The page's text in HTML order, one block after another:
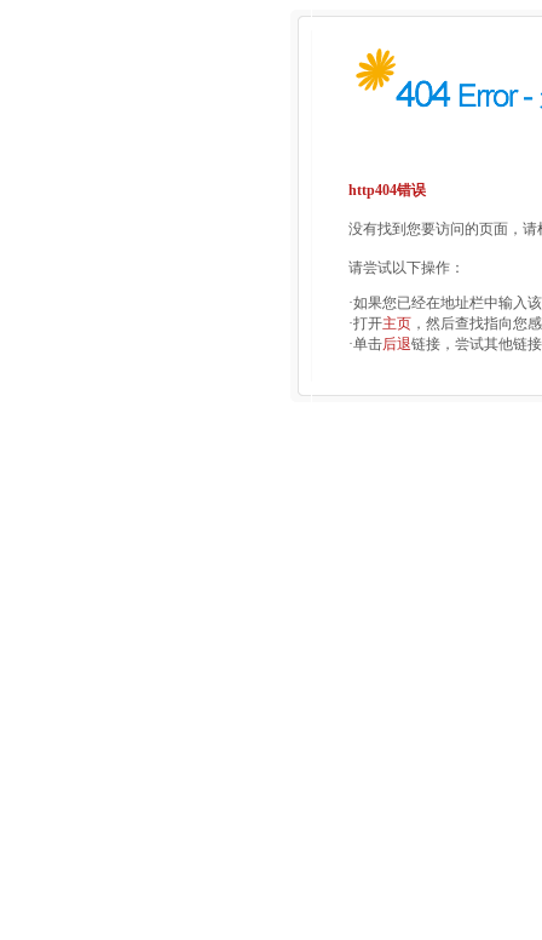
http404错误
没有找到您要访问的页面，
请尝试以下操作：
·如果您已经在地址栏中输入
·打开主页 ，然后查找指向您
·单击后退链接，尝试其他链